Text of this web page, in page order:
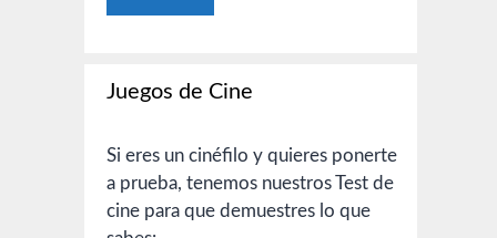
Juegos de Cine
Si eres un cinéfilo y quieres ponerte
a prueba, tenemos nuestros Test de
cine para que demuestres lo que